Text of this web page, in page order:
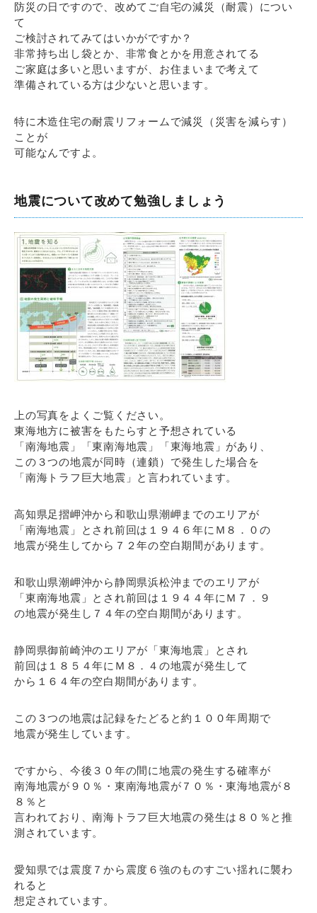
防災の日ですので、改めてご自宅の減災（耐震）につい
て
ご検討されてみてはいかがですか？
非常持ち出し袋とか、非常食とかを用意されてる
ご家庭は多いと思いますが、お住まいまで考えて
準備されている方は少ないと思います。
特に木造住宅の耐震リフォームで減災（災害を減らす）
ことが
可能なんですよ。
地震について改めて勉強しましょう
上の写真をよくご覧ください。
東海地方に被害をもたらすと予想されている
「南海地震」「東南海地震」「東海地震」があり、
この３つの地震が同時（連鎖）で発生した場合を
「南海トラフ巨大地震」と言われています。
高知県足摺岬沖から和歌山県潮岬までのエリアが
「南海地震」とされ前回は１９４６年にＭ８．０の
地震が発生してから７２年の空白期間があります。
和歌山県潮岬沖から静岡県浜松沖までのエリアが
「東南海地震」とされ前回は１９４４年にＭ７．９
の地震が発生し７４年の空白期間があります。
静岡県御前崎沖のエリアが「東海地震」とされ
前回は１８５４年にＭ８．４の地震が発生して
から１６４年の空白期間があります。
この３つの地震は記録をたどると約１００年周期で
地震が発生しています。
ですから、今後３０年の間に地震の発生する確率が
南海地震が９０％・東南海地震が７０％・東海地震が８
８％と
言われており、南海トラフ巨大地震の発生は８０％と推
測されています。
愛知県では震度７から震度６強のものすごい揺れに襲わ
れると
想定されています。